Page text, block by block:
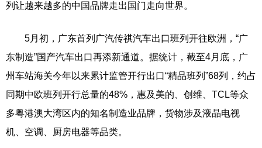
列让越来越多的中国品牌走出国门走向世界。
5月初，广东首列广汽传祺汽车出口班列开往欧洲，“广
东制造”国产汽车出口再添新通道。据统计，截至4月底，广
州车站海关今年以来累计监管开行出口“精品班列”68列，约占
同期中欧班列开行总量的48%，惠及美的、创维、TCL等众
多粤港澳大湾区内的知名制造业品牌，货物涉及液晶电视
机、空调、厨房电器等品类。